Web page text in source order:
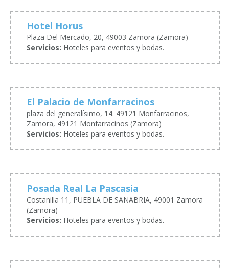
Hotel Horus
Plaza Del Mercado, 20, 49003 Zamora (Zamora)
Servicios: Hoteles para eventos y bodas.
El Palacio de Monfarracinos
plaza del generalísimo, 14. 49121 Monfarracinos,
Zamora, 49121 Monfarracinos (Zamora)
Servicios: Hoteles para eventos y bodas.
Posada Real La Pascasia
Costanilla 11, PUEBLA DE SANABRIA, 49001 Zamora
(Zamora)
Servicios: Hoteles para eventos y bodas.